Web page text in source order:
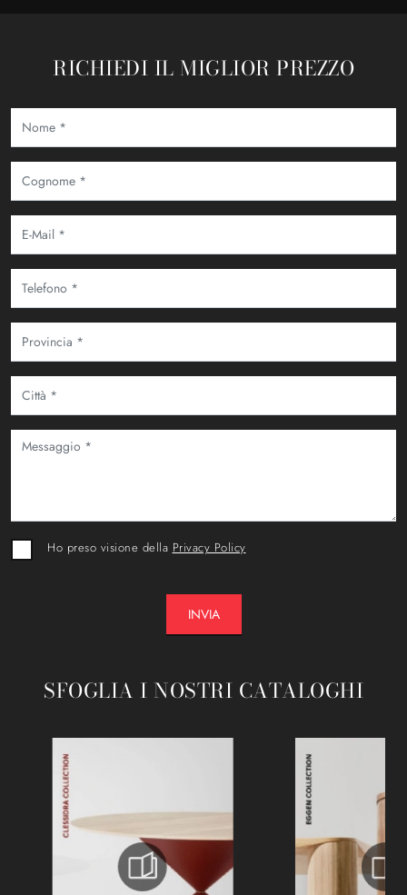
RICHIEDI IL MIGLIOR PREZZO
Ho preso visione della Privacy Policy
INVIA
SFOGLIA I NOSTRI CATALOGHI